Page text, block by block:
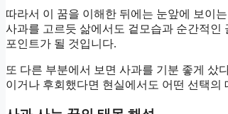
따라서 이 꿈을 이해한 뒤에는 눈앞에 보이
사과를 고르듯 삶에서도 겉모습과 순간적
포인트가 될 것입니다.
또 다른 부분에서 보면 사과를 기분 좋게 샀
이거나 후회했다면 현실에서도 어떤 선택